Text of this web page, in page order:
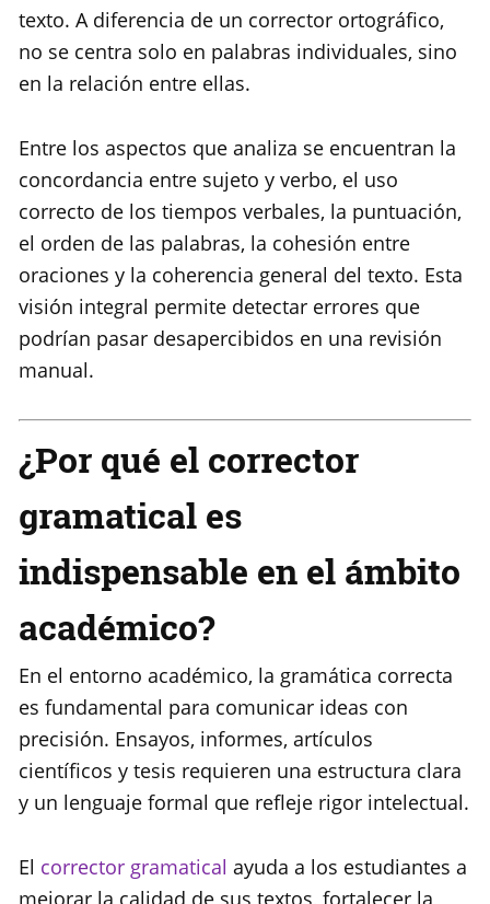
texto. A diferencia de un corrector ortográfico,
no se centra solo en palabras individuales, sino
en la relación entre ellas.
Entre los aspectos que analiza se encuentran la
concordancia entre sujeto y verbo, el uso
correcto de los tiempos verbales, la puntuación,
el orden de las palabras, la cohesión entre
oraciones y la coherencia general del texto. Esta
visión integral permite detectar errores que
podrían pasar desapercibidos en una revisión
manual.
¿Por qué el corrector
gramatical es
indispensable en el ámbito
académico?
En el entorno académico, la gramática correcta
es fundamental para comunicar ideas con
precisión. Ensayos, informes, artículos
científicos y tesis requieren una estructura clara
y un lenguaje formal que refleje rigor intelectual.
El corrector gramatical ayuda a los estudiantes a
mejorar la calidad de sus textos, fortalecer la